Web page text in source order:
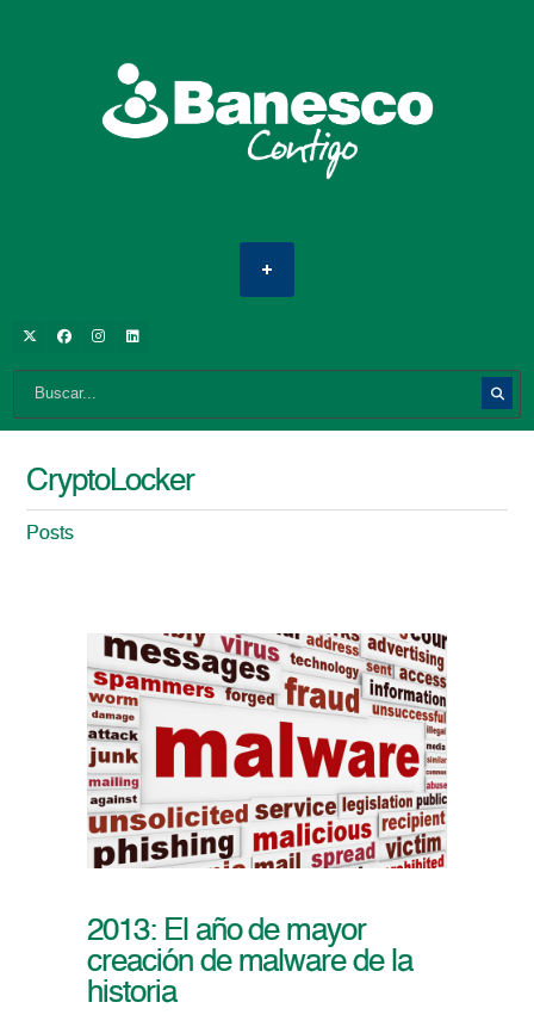
CryptoLocker
Posts
2013: El año de mayor
creación de malware de la
historia